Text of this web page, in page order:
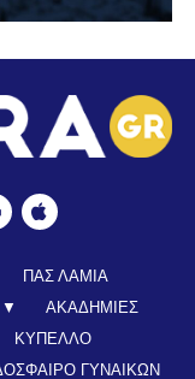
ΠΑΣ ΛΑΜΙΑ
▼
ΑΚΑΔΗΜΙΕΣ
ΚΥΠΕΛΛΟ
ΓΥΝΑΙΚΩΝ